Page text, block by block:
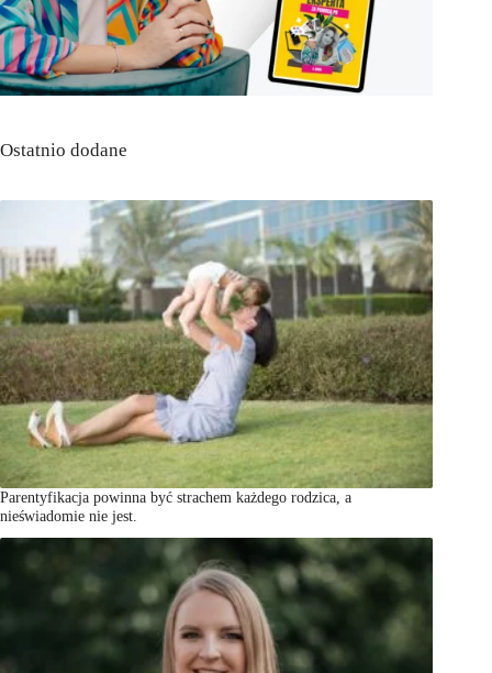
Ostatnio dodane
Parentyfikacja powinna być strachem każdego rodzica, a
nieświadomie nie jest.